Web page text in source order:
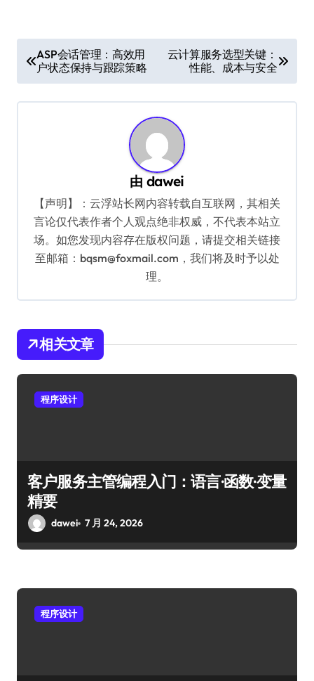
章
导
ASP会话管理：高效用
户状态保持与跟踪策略
云计算服务选型关键：
性能、成本与安全
由dawei
【声明】：云浮站长网内容转载自互联网，其相关
言论仅代表作者个人观点绝非权威，不代表本站立
场。如您发现内容存在版权问题，请提交相关链接
至邮箱：bqsm@foxmail.com，我们将及时予以处
理。
相关文章
程序设计
客户服务主管编程入门：语言·函数·变量
精要
dawei 7 月 24, 2026
程序设计